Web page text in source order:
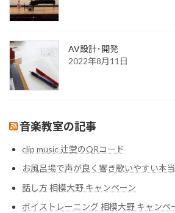
AV設計･開発
2022年8月11日
音楽教室の記事
clip music 辻堂のQRコード
お風呂場で声が良く響き歌いやすい本
話し方 相模大野 キャンペーン
ボイストレーニング 相模大野 キャンペ